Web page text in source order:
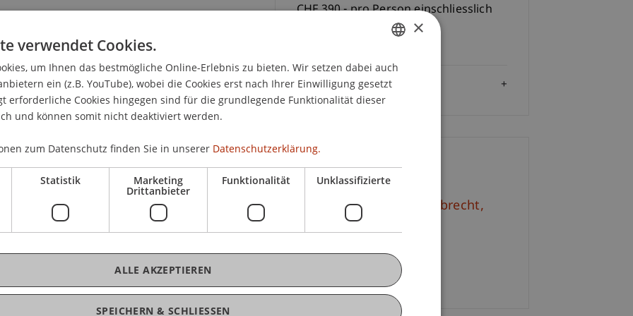
Trustrecht
Rechtsanwältinnen und Rechtsanwälte
wachsen ständig. Daher ist eine fundierte und
liechtensteinischen Rechtsmaterie für
gerade auch auf ihre forensische Tätigkeit
mit dem liechtensteinischen Strafprozess- und
eine Weiterbildung in diesen beiden
Vorgehen vor Gericht sicherzustellen.
im Strafverfahren (insb. Rechtsmittelverfahren)
detailliert zu behandeln. In diesem
auf formale und inhaltliche
bzw. Berufungsgründe und deren
CHF 390,- pro Person einschliesslich
Unterlagen sowie
Zielgruppe
Kontakt
lic. iur. Frédérique
Lambrecht
GERMAN
ENGLISH
×
verwendet Cookies.
um Ihnen das bestmögliche Online-Erlebnis zu bieten. Wir setzen dabei auch
ein (z.B. YouTube), wobei die Cookies erst nach Ihrer Einwilligung gesetzt
erforderliche Cookies hingegen sind für die grundlegende Funktionalität dieser
und können somit nicht deaktiviert werden.
zum Datenschutz finden Sie in unserer Datenschutzerklärung.
Statistik Marketing
Drittanbieter
Funktionalität Unklassifizierte
SPEICHERN & SCHLIESSEN
ALLE AKZEPTIEREN